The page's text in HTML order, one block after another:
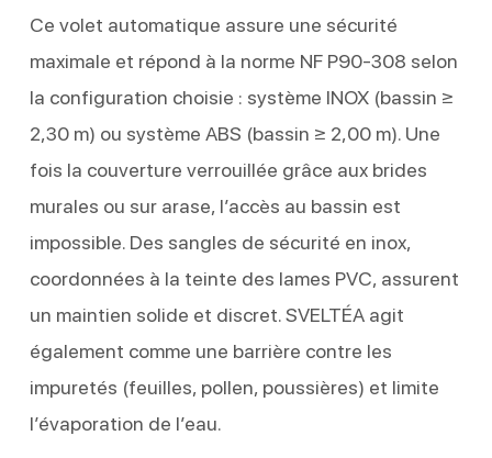
Ce volet automatique assure une sécurité
maximale et répond à la norme NF P90-308 selon
la configuration choisie : système INOX (bassin ≥
2,30 m) ou système ABS (bassin ≥ 2,00 m). Une
fois la couverture verrouillée grâce aux brides
murales ou sur arase, l’accès au bassin est
impossible. Des sangles de sécurité en inox,
coordonnées à la teinte des lames PVC, assurent
un maintien solide et discret. SVELTÉA agit
également comme une barrière contre les
impuretés (feuilles, pollen, poussières) et limite
l’évaporation de l’eau.